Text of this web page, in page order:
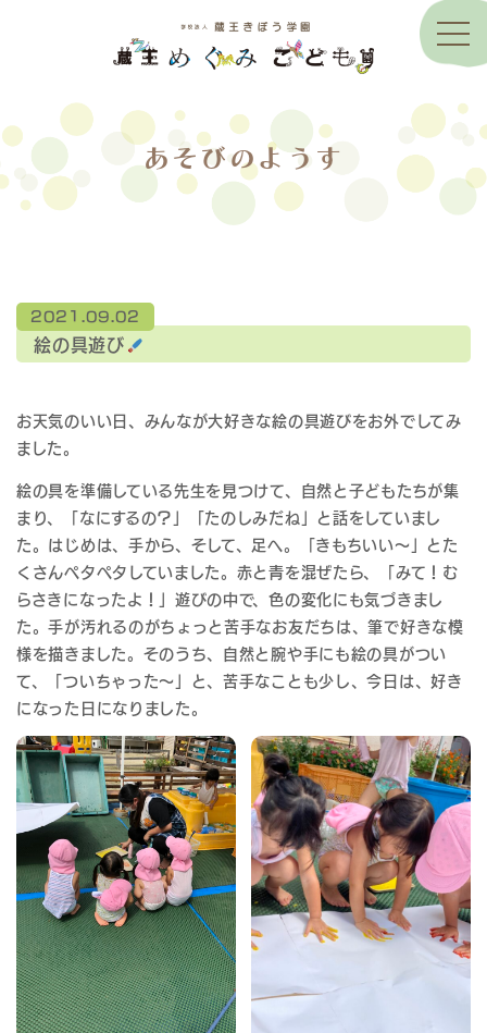
あそびのようす
2021.09.02
絵の具遊び
お天気のいい日、みんなが大好きな絵の具遊びをお外でしてみ
ました。
絵の具を準備している先生を見つけて、自然と子どもたちが集
まり、「なにするの？」「たのしみだね」と話をしていまし
た。はじめは、手から、そして、足へ。「きもちいい～」とた
くさんペタペタしていました。赤と青を混ぜたら、「みて！む
らさきになったよ！」遊びの中で、色の変化にも気づきまし
た。手が汚れるのがちょっと苦手なお友だちは、筆で好きな模
様を描きました。そのうち、自然と腕や手にも絵の具がつい
て、「ついちゃった～」と、苦手なことも少し、今日は、好き
になった日になりました。